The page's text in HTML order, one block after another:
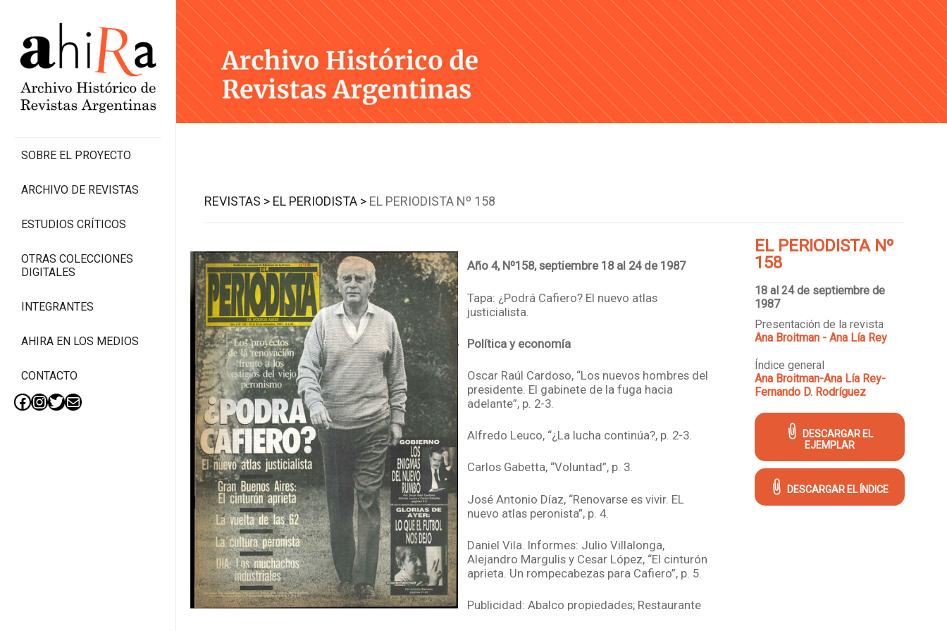
Skip
to
content
SOBRE EL PROYECTO
ARCHIVO DE REVISTAS
ESTUDIOS CRÍTICOS
OTRAS COLECCIONES
DIGITALES
INTEGRANTES
AHIRA EN LOS MEDIOS
CONTACTO
Facebook
Instagram
Twitter
Mail
REVISTAS > EL PERIODISTA > EL PERIODISTA Nº 158
Año 4, Nº158, septiembre 18 al 24 de 1987
Tapa: ¿Podrá Cafiero? El nuevo atlas
justicialista.
Política y economía
Oscar Raúl Cardoso, “Los nuevos hombres del
presidente. El gabinete de la fuga hacia
adelante”, p. 2-3.
Alfredo Leuco, “¿La lucha continúa?, p. 2-3.
Carlos Gabetta, “Voluntad”, p. 3.
José Antonio Díaz, “Renovarse es vivir. EL
nuevo atlas peronista”, p. 4.
Daniel Vila. Informes: Julio Villalonga,
Alejandro Margulis y Cesar López, “El cinturón
aprieta. Un rompecabezas para Cafiero”, p. 5.
Publicidad: Abalco propiedades; Restaurante
EL PERIODISTA Nº
158
18 al 24 de septiembre de
1987
Presentación de la revista
Ana Broitman - Ana Lía Rey
Índice general
Ana Broitman-Ana Lía Rey-
Fernando D. Rodríguez
DESCARGAR EL
EJEMPLAR
DESCARGAR EL ÍNDICE